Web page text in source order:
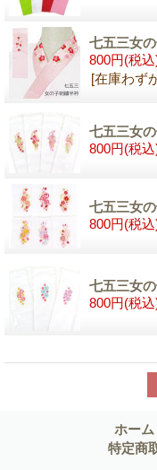
七五三女
800円(税込
[在庫わず
七五三女
800円(税込
七五三女
800円(税込
七五三女
800円(税込
ホーム
特定商